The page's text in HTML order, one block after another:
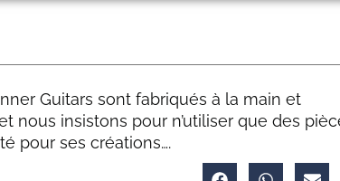
Guitars sont fabriqués à la main et
nous insistons pour n’utiliser que des
pour ses créations….